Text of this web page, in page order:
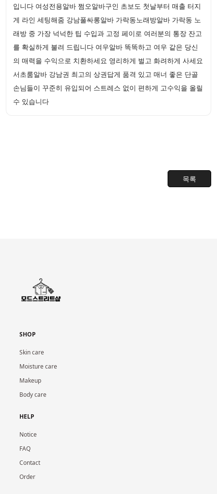
입니다 여성전용알바 쩜오알바구인 초보도 첫날부터 매출 터지
게 라인 세팅해줌 강남풀싸롱알바 가락동노래방알바 가락동 노
래방 중 가장 넉넉한 팁 수입과 고정 페이로 여러분의 통장 잔고
를 확실하게 불려 드립니다 여우알바 똑똑하고 여우 같은 당신
의 매력을 수익으로 치환하세요 영리하게 벌고 화려하게 사세요
서초룸알바 강남권 최고의 상권답게 품격 있고 매너 좋은 단골
손님들이 꾸준히 유입되어 스트레스 없이 편하게 고수익을 올릴
수 있습니다
목록
SHOP
Skin care
Moisture care
Makeup
Body care
HELP
Notice
FAQ
Contact
Order